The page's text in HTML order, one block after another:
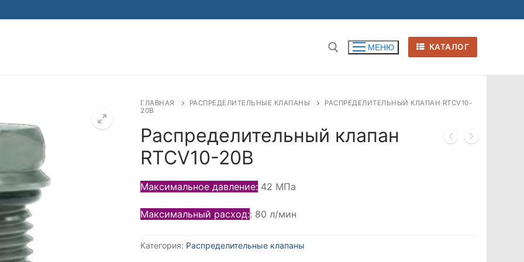
МЕНЮ КАТАЛОГ
ГЛАВНАЯ РАСПРЕДЕЛИТЕЛЬНЫЕ КЛАПАНЫ
РАСПРЕДЕЛИТЕЛЬНЫЙ КЛАПАН RTCV10-
20B
Распределительный клапан
RTCV10-20B
Максимальное давление: 42 МПа
Максимальный расход:: 80 л/мин
Категория: Распределительные клапаны